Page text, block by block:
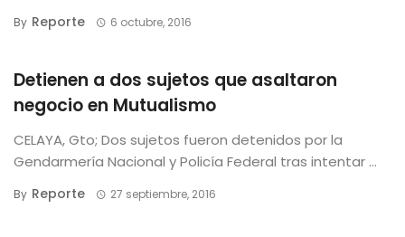
By Reporte 6 octubre, 2016
Detienen a dos sujetos que asaltaron
negocio en Mutualismo
CELAYA, Gto; Dos sujetos fueron detenidos por la
Gendarmería Nacional y Policía Federal tras intentar ...
By Reporte 27 septiembre, 2016